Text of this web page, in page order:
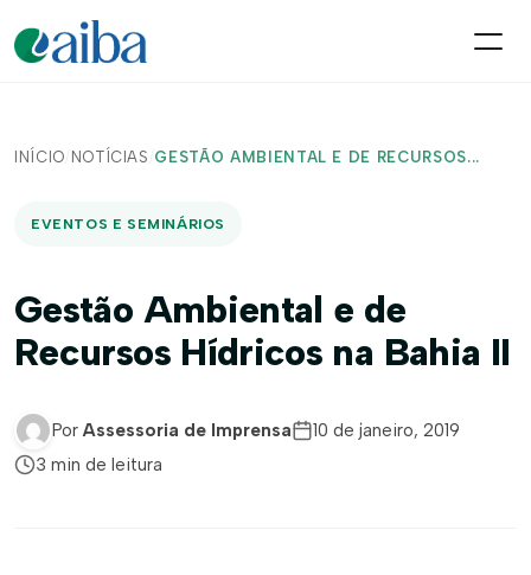
INÍCIO/ NOTÍCIAS /GESTÃO AMBIENTAL E DE RECURSOS...
EVENTOS E SEMINÁRIOS
Gestão Ambiental e de
Recursos Hídricos na Bahia II
Por Assessoria de Imprensa
10 de janeiro, 2019
3 min de leitura